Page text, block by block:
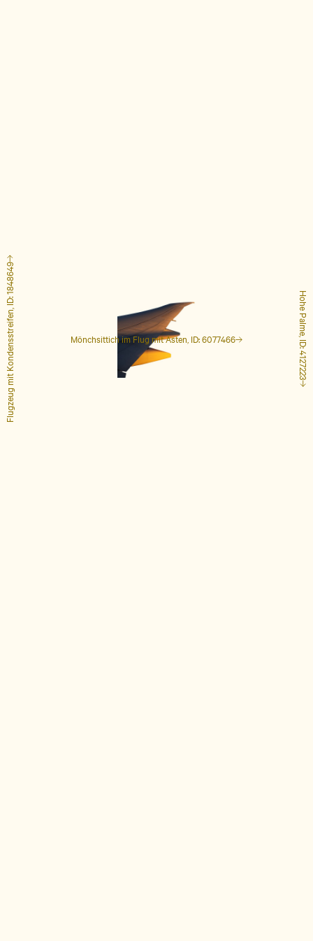
Mönchsittich im Flug mit Ästen, ID: 6077466 Hohe Palme, ID: 4127223
Flugzeug mit Kondensstreifen, ID: 1848649